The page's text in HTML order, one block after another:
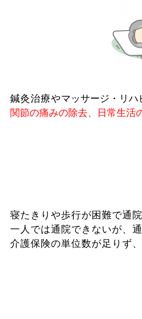
鍼灸治療やマッサージ・リ
関節の痛みの除去、
日常生活
寝たきりや歩行が困難で
一人では通院できないが、
介護保険の単位数が足り